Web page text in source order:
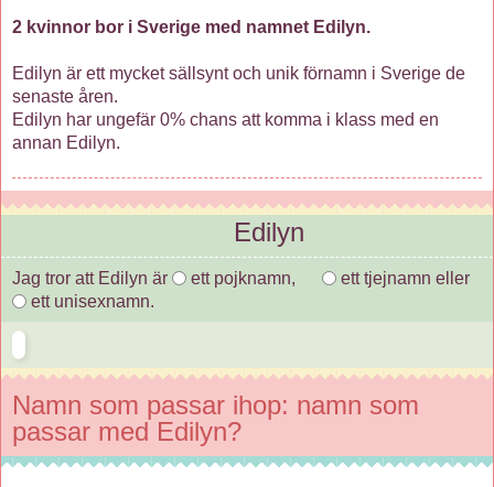
2 kvinnor bor i Sverige med namnet Edilyn.
Edilyn är ett mycket sällsynt och unik förnamn i Sverige de
senaste åren.
Edilyn har ungefär 0% chans att komma i klass med en
annan Edilyn.
Edilyn
Jag tror att Edilyn är ett pojknamn,
ett tjejnamn eller
ett unisexnamn.
Namn som passar ihop: namn som
passar med Edilyn?